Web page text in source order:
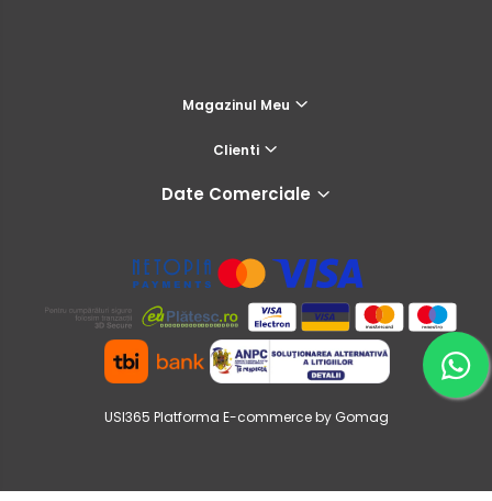
Magazinul Meu
Clienti
Date Comerciale
USI365 Platforma E-commerce by Gomag